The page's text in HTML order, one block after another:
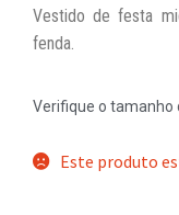
Vestido de festa
fenda.
Verifique o tamanho
Este produto